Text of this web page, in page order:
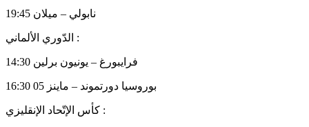
19:45 نابولي – ميلان
الدّوري الألماني :
14:30 فرايبورغ – يونيون برلين
16:30 بوروسيا دورتموند – ماينز 05
كأس الإتّحاد الإنقليزي :